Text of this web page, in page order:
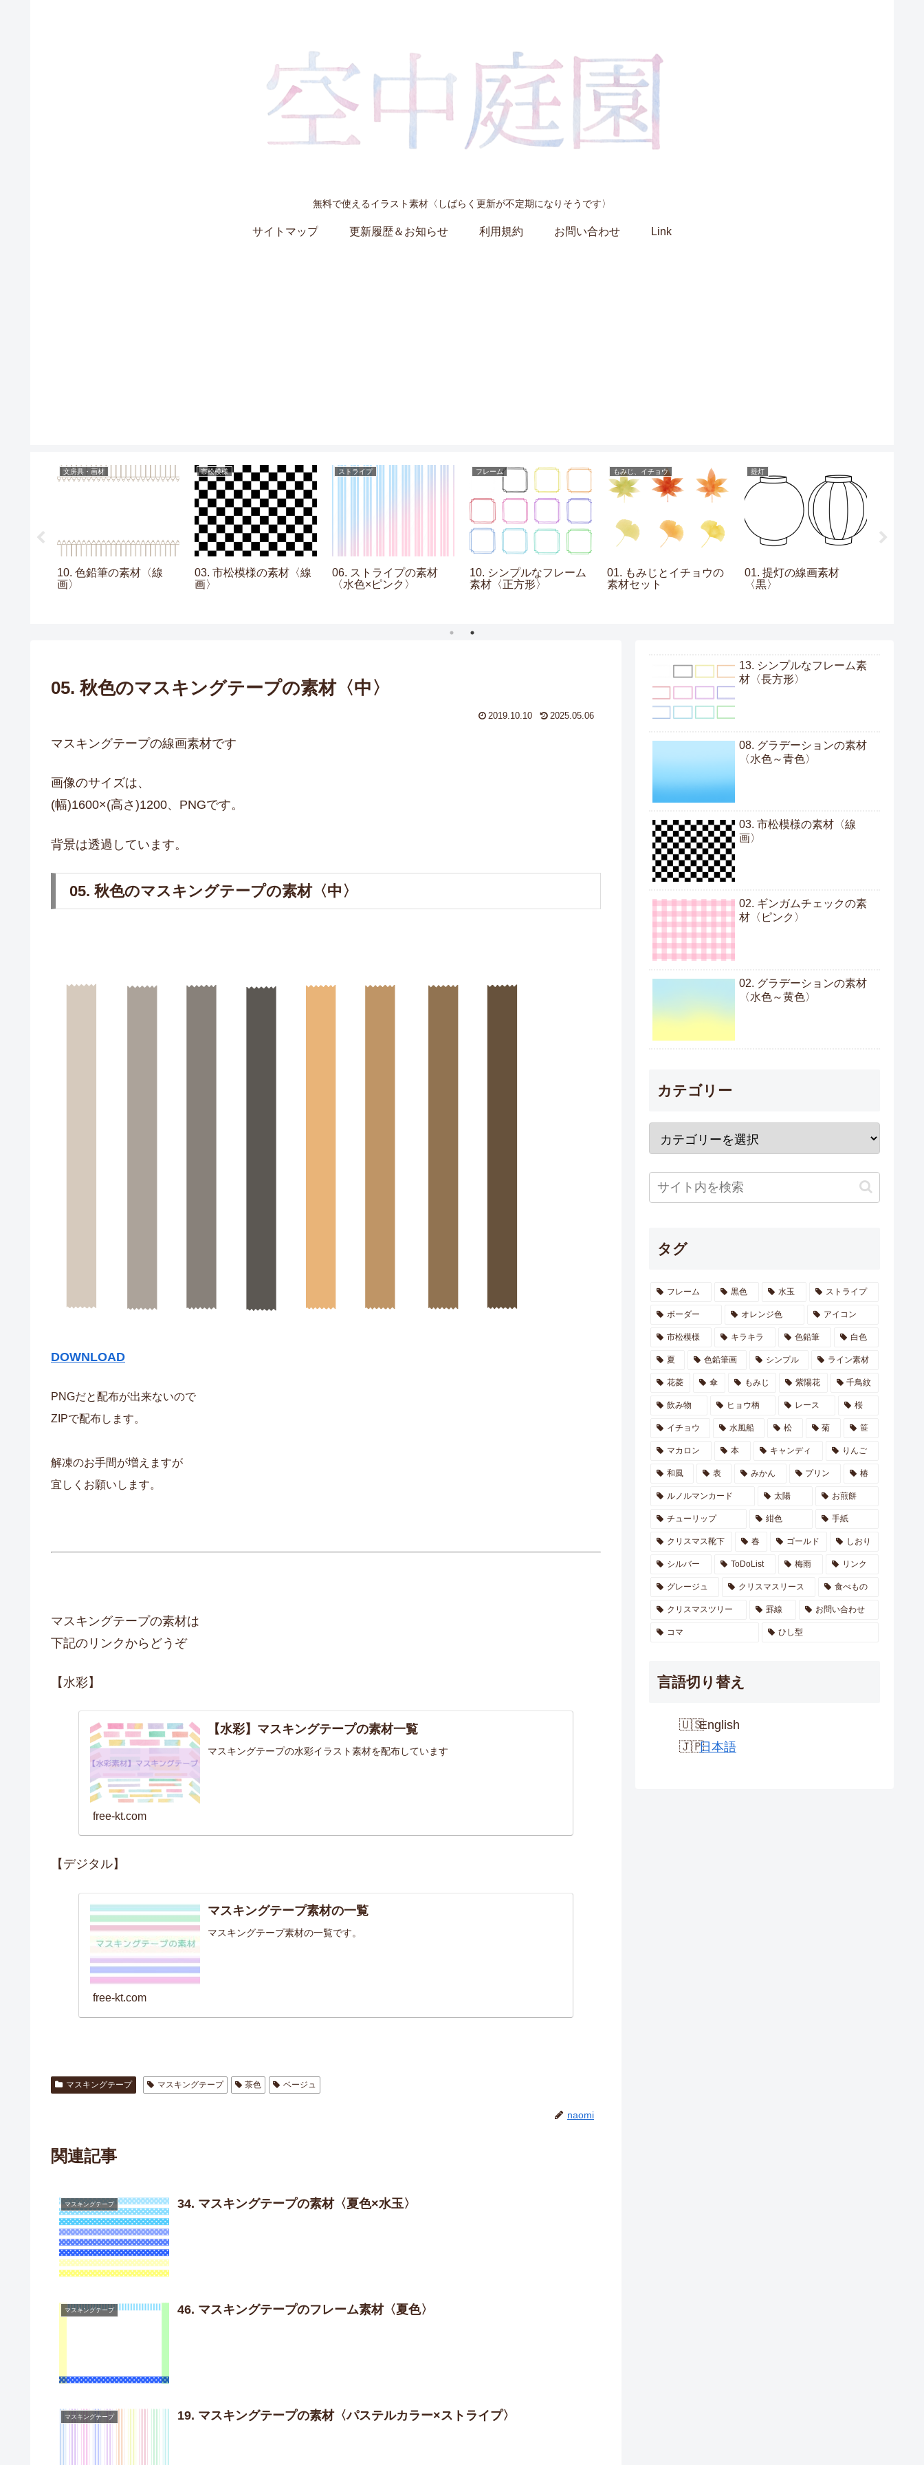
無料で使えるイラスト素材〈しばらく更新が不定期になりそうです〉
サイトマップ 更新履歴＆お知らせ 利用規約 お問い合わせ Link
文房具・画材
10. 色鉛筆の素材〈線
画〉
市松模様
03. 市松模様の素材〈線
画〉
ストライプ
06. ストライプの素材
〈水色×ピンク〉
フレーム
10. シンプルなフレーム
素材〈正方形〉
もみじ、イチョウ
01. もみじとイチョウの
素材セット
提灯
01. 提灯の線画素材
〈黒〉
05. 秋色のマスキングテープの素材〈中〉
2019.10.10 2025.05.06
マスキングテープの線画素材です
画像のサイズは、
(幅)1600×(高さ)1200、PNGです。
背景は透過しています。
05. 秋色のマスキングテープの素材〈中〉
DOWNLOAD
PNGだと配布が出来ないので
ZIPで配布します。
解凍のお手間が増えますが
宜しくお願いします。
マスキングテープの素材は
下記のリンクからどうぞ
【水彩】
【水彩】マスキングテープの素材一覧
マスキングテープの水彩イラスト素材を配布しています
free-kt.com
【デジタル】
マスキングテープ素材の一覧
マスキングテープ素材の一覧です。
free-kt.com
マスキングテープ マスキングテープ 茶色 ベージュ
naomi
関連記事
マスキングテープ 34. マスキングテープの素材〈夏色×水玉〉
マスキングテープ 46. マスキングテープのフレーム素材〈夏色〉
マスキングテープ 19. マスキングテープの素材〈パステルカラー×ストライプ〉
13. シンプルなフレーム素
材〈長方形〉
08. グラデーションの素材
〈水色～青色〉
03. 市松模様の素材〈線
画〉
02. ギンガムチェックの素
材〈ピンク〉
02. グラデーションの素材
〈水色～黄色〉
カテゴリー
タグ
フレーム 黒色 水玉 ストライプ
ボーダー オレンジ色 アイコン
市松模様 キラキラ 色鉛筆 白色
夏 色鉛筆画 シンプル ライン素材
花菱 傘 もみじ 紫陽花 千鳥紋
飲み物 ヒョウ柄 レース 桜
イチョウ 水風船 松 菊 笹
マカロン 本 キャンディ りんご
和風 表 みかん プリン 椿
ルノルマンカード 太陽 お煎餅
チューリップ 紺色 手紙
クリスマス靴下 春 ゴールド しおり
シルバー ToDoList 梅雨 リンク
グレージュ クリスマスリース 食べもの
クリスマスツリー 罫線 お問い合わせ
コマ ひし型
言語切り替え
English
日本語